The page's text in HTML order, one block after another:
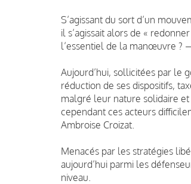
S’agissant du sort d’un
il s’agissait alors de «
l’essentiel de la manœuvre ?
Aujourd’hui, sollicitées par le
réduction de ses dispositifs,
malgré leur nature solidaire
cependant ces acteurs
Ambroise Croizat.
Menacés par les stratégies
aujourd’hui parmi les
niveau.